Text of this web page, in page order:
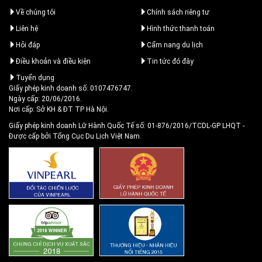
Về chúng tôi
Chính sách riêng tư
Liên hệ
Hình thức thanh toán
Hỏi đáp
Cẩm nang du lịch
Điều khoản và điều kiện
Tin tức đó đây
Tuyển dụng
Giấy phép kinh doanh số: 0107476747.
Ngày cấp: 20/06/2016.
Nơi cấp: Sở KH & ĐT TP Hà Nội.
Giấy phép kinh doanh Lữ Hành Quốc Tế số: 01-876/2016/TCDL-GP LHQT -
Được cấp bởi Tổng Cục Du Lịch Việt Nam.